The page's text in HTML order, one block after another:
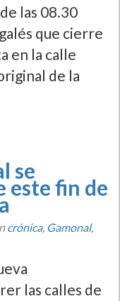
las 08.30
que cierre
en la calle
de la
se
este fin de
crónica, Gamonal,
las calles de